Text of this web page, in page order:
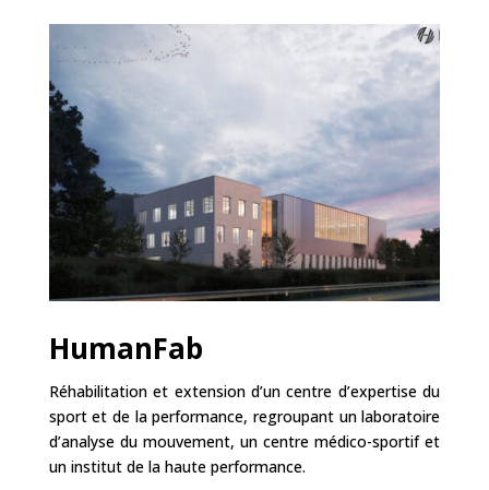
HumanFab
Réhabilitation et extension d’un centre d’expertise du
sport et de la performance, regroupant un laboratoire
d’analyse du mouvement, un centre médico-sportif et
un institut de la haute performance.